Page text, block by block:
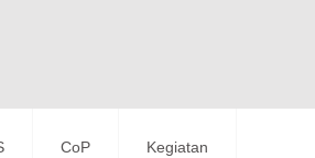
CoP Kegiatan